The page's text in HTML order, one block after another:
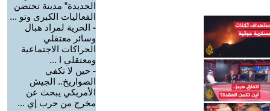
الجديدة” مدينة تحتضن
الفعاليات الكبرى وتو ...
- الحرية لمراد هبال
وسائر معتقلي
الحراكات الاجتماعية
ومعتقلي ا ...
- حين لا تكفي
الصواريخ.. الجيش
الأمريكي يبحث عن
مخرج من حرب إي ...